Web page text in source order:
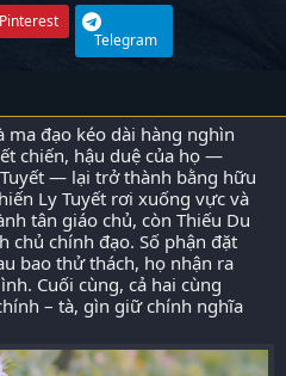
Pinterest
Telegram
ma đạo kéo dài hàng nghìn
chiến, hậu duệ của họ —
— lại trở thành bằng hữu
Ly Tuyết rơi xuống vực và
tân giáo chủ, còn Thiếu Du
chủ chính đạo. Số phận đặt
bao thử thách, họ nhận ra
Cuối cùng, cả hai cùng
– tà, gìn giữ chính nghĩa